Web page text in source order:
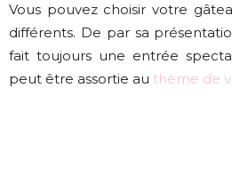
Vous pouvez choisir votre
différents. De par sa
fait toujours une entrée
peut être assortie au thème de